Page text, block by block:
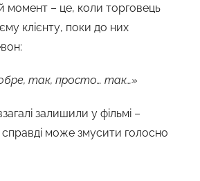
момент – це, коли торговець
клієнту, поки до них
так, просто… так…»
залишили у фільмі –
справді може змусити голосно